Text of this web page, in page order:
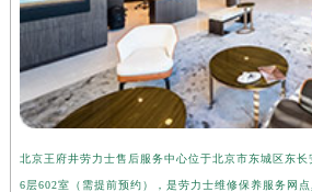
北京王府井劳力士售后服务中心位于北京市东城区东
6层602室（需提前预约），是劳力士维修保养服务网